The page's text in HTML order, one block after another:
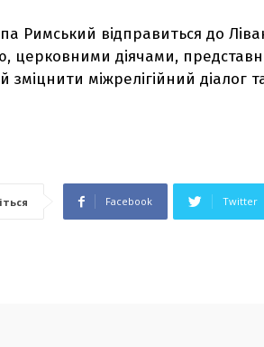
Римський відправиться до
церковними діячами,
зміцнити міжрелігійний діалог
Facebook Twitter